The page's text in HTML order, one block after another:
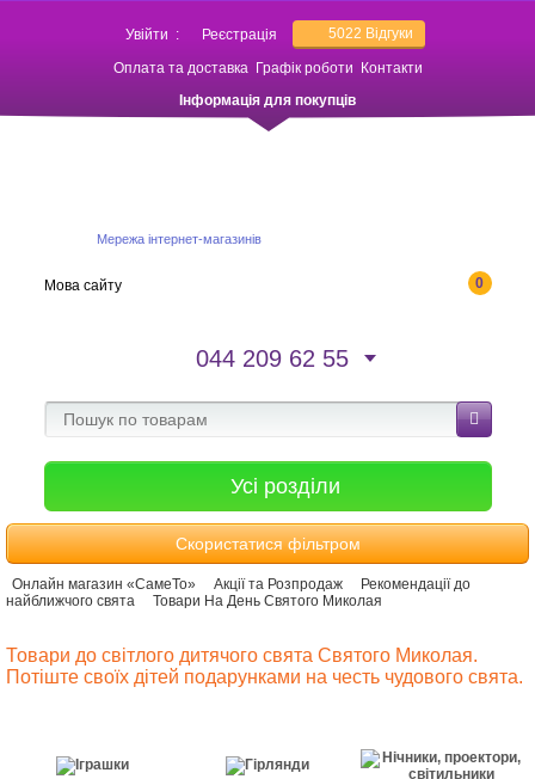
Увійти : Реєстрація 5022 Відгуки
Оплата та доставка Графік роботи
Контакти
Інформація для покупців
Мережа інтернет-магазинів
0
Мова сайту
044 209 62 55
Усі розділи
Скористатися фільтром
Онлайн магазин «СамеТо» Акції та Розпродаж
Рекомендації до
найближчого свята
Товари На День Святого Миколая
Товари до світлого дитячого свята Святого Миколая.
Потіште своїх дітей подарунками на честь чудового свята.